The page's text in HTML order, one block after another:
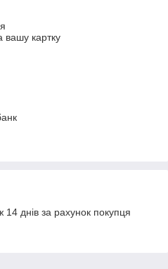
вашу картку
днів за рахунок покупця